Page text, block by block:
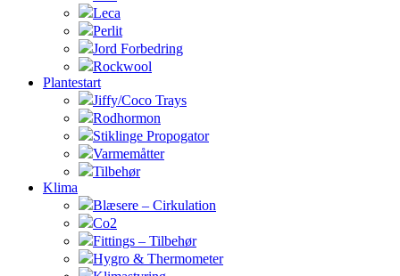
Leca
Perlit
Jord Forbedring
Rockwool
Plantestart
Jiffy/Coco Trays
Rodhormon
Stiklinge Propogator
Varmemåtter
Tilbehør
Klima
Blæsere – Cirkulation
Co2
Fittings – Tilbehør
Hygro & Thermometer